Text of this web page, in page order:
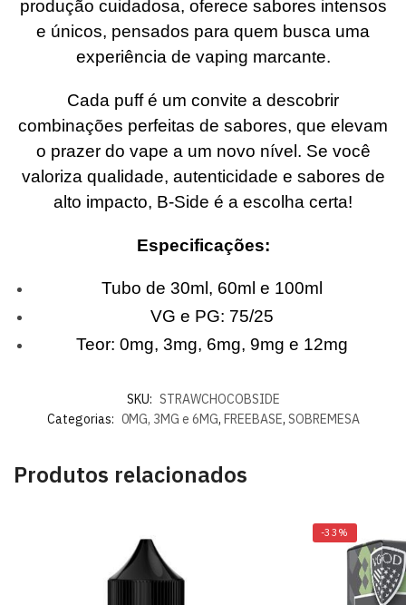
produção cuidadosa, oferece sabores intensos
e únicos, pensados para quem busca uma
experiência de vaping marcante.
Cada puff é um convite a descobrir
combinações perfeitas de sabores, que elevam
o prazer do vape a um novo nível. Se você
valoriza qualidade, autenticidade e sabores de
alto impacto, B-Side é a escolha certa!
Especificações:
Tubo de 30ml, 60ml e 100ml
VG e PG: 75/25
Teor: 0mg, 3mg, 6mg, 9mg e 12mg
SKU: STRAWCHOCOBSIDE
Categorias: 0MG, 3MG e 6MG, FREEBASE, SOBREMESA
Produtos relacionados
-33%